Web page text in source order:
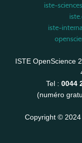
iste-
iste-
ISTE OpenScience
Tel : 0044
(numéro
Copyright ©